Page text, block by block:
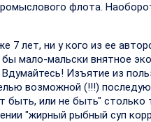
флота.
7 лет, ни у кого из ее
мало-мальски внятное
Изъятие из
возможной (!!!)
или не быть" столько
"жирный рыбный суп